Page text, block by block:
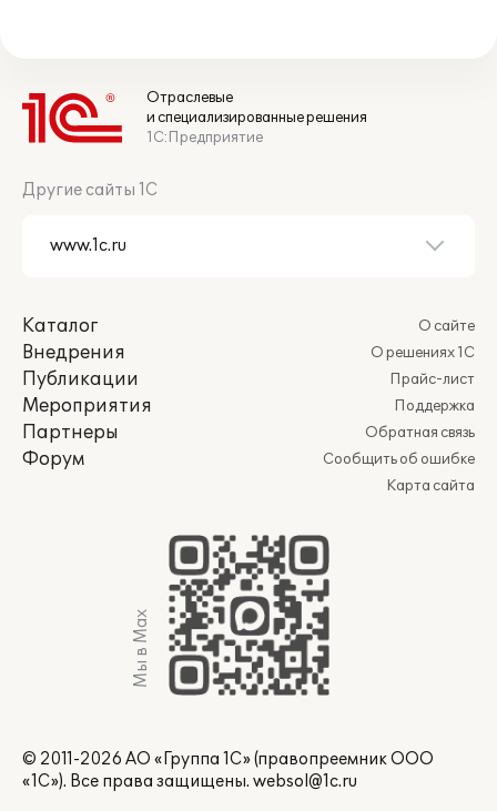
Отраслевые
и специализированные решения
1С:Предприятие
Другие сайты 1С
Каталог
Внедрения
Публикации
Мероприятия
Партнеры
Форум
О сайте
О решениях 1С
Прайс-лист
Поддержка
Обратная связь
Сообщить об ошибке
Карта сайта
Мы в Max
© 2011-2026 АО «Группа 1С» (правопреемник ООО
«1С»). Все права защищены. websol@1c.ru